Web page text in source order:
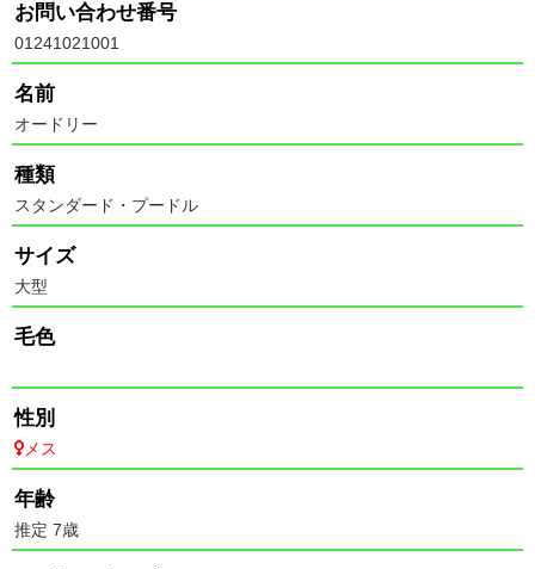
お問い合わせ番号
01241021001
名前
オードリー
種類
スタンダード・プードル
サイズ
大型
毛色
性別
メス
年齢
推定 7歳